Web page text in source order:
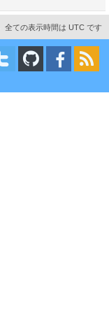
全ての表示時間は UTC です